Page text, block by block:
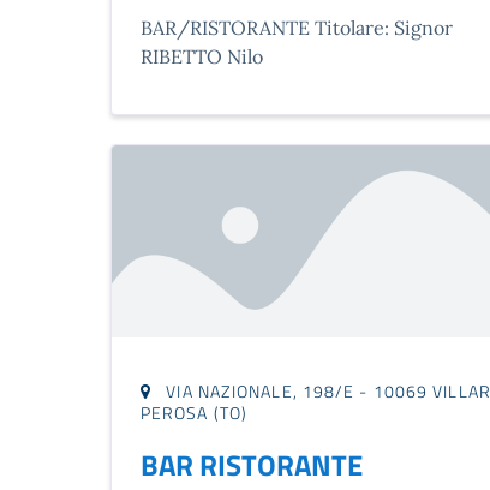
BAR/RISTORANTE Titolare: Signor
RIBETTO Nilo
VIA NAZIONALE, 198/E - 10069 VILLAR
PEROSA (TO)
BAR RISTORANTE